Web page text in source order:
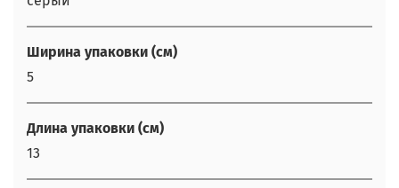
Ширина упаковки (см)
5
Длина упаковки (см)
13